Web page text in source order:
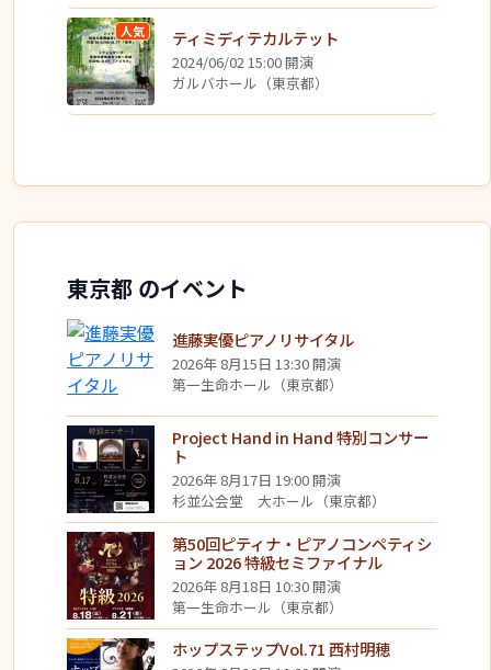
人気 ティミディテカルテット
2024/06/02 15:00 開演
ガルバホール（東京都）
東京都 のイベント
進藤実優ピアノリサイタル
2026年 8月15日 13:30 開演
第一生命ホール（東京都）
Project Hand in Hand 特別コンサー
ト
2026年 8月17日 19:00 開演
杉並公会堂 大ホール（東京都）
第50回ピティナ・ピアノコンペティシ
ョン 2026 特級セミファイナル
2026年 8月18日 10:30 開演
第一生命ホール（東京都）
ホップステップVol.71 西村明穂